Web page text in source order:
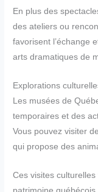
En plus des
des ateliers ou
favorisent l’échange
arts dramatiques de
Explorations
Les musées de
temporaires et des
Vous pouvez visiter
qui propose des
Ces visites